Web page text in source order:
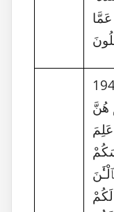
لَيْلَةَ
هُنَّ